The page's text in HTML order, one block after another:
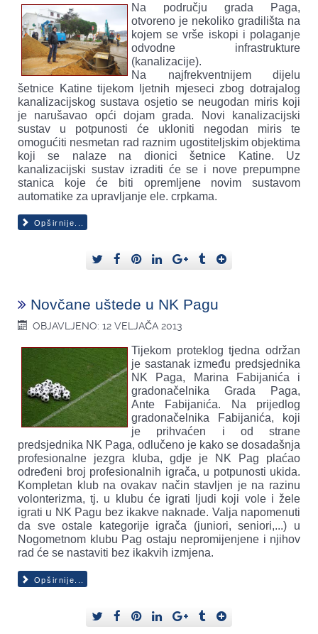
Na području grada Paga,
otvoreno je nekoliko gradilišta na
kojem se vrše iskopi i polaganje
odvodne infrastrukture
(kanalizacije).
Na najfrekventnijem dijelu
šetnice Katine tijekom ljetnih mjeseci zbog dotrajalog
kanalizacijskog sustava osjetio se neugodan miris koji
je narušavao opći dojam grada. Novi kanalizacijski
sustav u potpunosti će ukloniti negodan miris te
omogućiti nesmetan rad raznim ugostiteljskim objektima
koji se nalaze na dionici šetnice Katine. Uz
kanalizacijski sustav izraditi će se i nove prepumpne
stanica koje će biti opremljene novim sustavom
automatike za upravljanje ele. crpkama.
Opširnije...
Novčane uštede u NK Pagu
OBJAVLJENO: 12 VELJAČA 2013
Tijekom proteklog tjedna održan
je sastanak između predsjednika
NK Paga, Marina Fabijanića i
gradonačelnika Grada Paga,
Ante Fabijanića. Na prijedlog
gradonačelnika Fabijanića, koji
je prihvaćen i od strane
predsjednika NK Paga, odlučeno je kako se dosadašnja
profesionalne jezgra kluba, gdje je NK Pag plaćao
određeni broj profesionalnih igrača, u potpunosti ukida.
Kompletan klub na ovakav način stavljen je na razinu
volonterizma, tj. u klubu će igrati ljudi koji vole i žele
igrati u NK Pagu bez ikakve naknade. Valja napomenuti
da sve ostale kategorije igrača (juniori, seniori,...) u
Nogometnom klubu Pag ostaju nepromijenjene i njihov
rad će se nastaviti bez ikakvih izmjena.
Opširnije...